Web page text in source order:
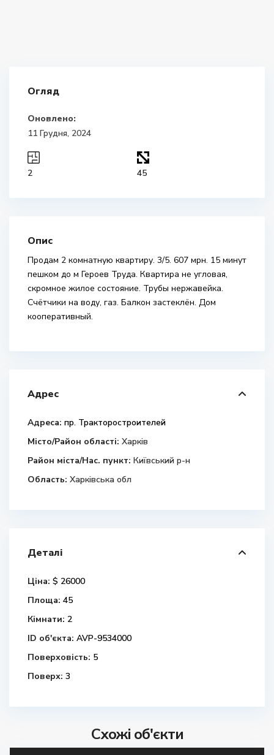
Огляд
Оновлено:
11 Грудня, 2024
2 45
Опис
Продам 2 комнатную квартиру. 3/5. 607 мрн. 15 минут
пешком до м Героев Труда. Квартира не угловая,
скромное жилое состояние. Трубы нержавейка.
Счётчики на воду, газ. Балкон застеклён. Дом
кооперативный.
Адрес
Адреса: пр. Тракторостроителей
Місто/Район області: Харків
Район міста/Нас. пункт: Київський р-н
Область: Харківська обл
Деталі
Ціна: $ 26000
Площа: 45
Кімнати: 2
ID об'єкта: AVP-9534000
Поверховість: 5
Поверх: 3
Схожі об'єкти